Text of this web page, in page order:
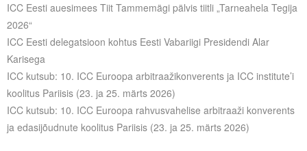
ICC Eesti auesimees Tiit Tammemägi pälvis tiitli „Tarneahela Tegija
2026“
ICC Eesti delegatsioon kohtus Eesti Vabariigi Presidendi Alar
Karisega
ICC kutsub: 10. ICC Euroopa arbitraažikonverents ja ICC institute’i
koolitus Pariisis (23. ja 25. märts 2026)
ICC kutsub: 10. ICC Euroopa rahvusvahelise arbitraaži konverents
ja edasijõudnute koolitus Pariisis (23. ja 25. märts 2026)